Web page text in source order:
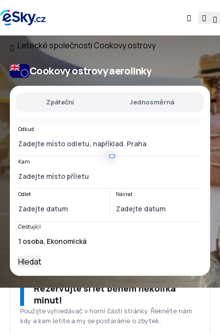
Letecké společnostiCookovy ostrovy
Cookovy ostrovy aerolinky
Zpáteční Jednosměrná
Odkud
Kam
Odlet Návrat
Cestující
Hledat
Rezervujte si let během několika
minut!
Použijte vyhledávač v horní části stránky. Řekněte nám
kdy a kam letíte a my se postaráme o zbytek.